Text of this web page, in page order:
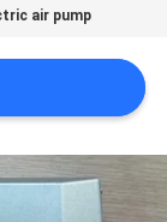
air pump